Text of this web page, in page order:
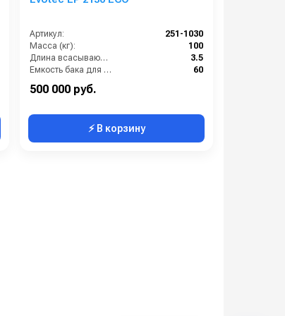
Артикул:
251-1030
Масса (кг):
100
Длина всасывающего шланга (м):
3.5
Емкость бака для мусора (л):
60
Длина кабеля (м):
500 000 руб.
⚡ В корзину